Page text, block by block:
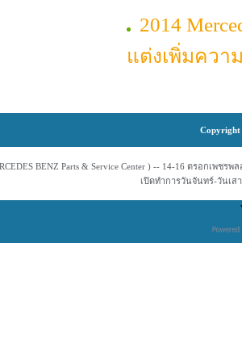
2014
แต่งเพิ่มควา
Copyright
BENZ Parts & Service Center ) -- 14-16 ตรอกเพชร
เปิดทำการวันจันทร์-วันเส